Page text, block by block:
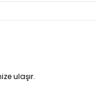
ulaşır.